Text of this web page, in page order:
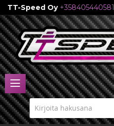
TT-Speed Oy +358405440581
Skip
to
Content